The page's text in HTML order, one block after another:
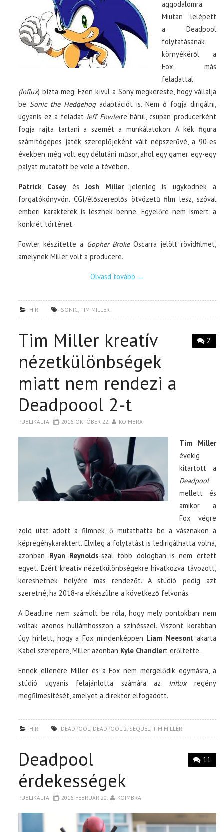
aggodalomra.
Miután lelépett
a Deadpool
folytatásának
környékéről a
Fox más
feladattal
(Influx) bízta meg. Ezen kívül a Sony megkereste, hogy vállalja
be Sonic the Hedgehogadaptációt is. Nem ő fogja dirigálni,
ugyanis ez a feladatJeff Fowlerre hárul, csupán producerként
fogja rajta tartani a szemét a munkálatokon. A kék figura
számítógépes játék szereplőjeként vált népszerűvé, a 90-es
években még volt egy délutáni műsor, ahol egy gamer egy-egy
pályát mutatott be vele a tévében.
Patrick Casey és Josh Millerjelenleg is ügyködnek a
forgatókönyvön. CGI/élőszereplős ötvözetű film lesz, szóval
emberi karakterek is lesznek benne. Egyelőre nem ismert a
konkrét történet.
Fowler készítette a Gopher BrokeOscarra jelölt rövidfilmet,
amelynek Miller volt a producere.
Olvasd tovább →
HÍR SONIC,TIM MILLER
2
Tim Miller kreatív
nézetkülönbségek
miatt nem rendezi a
Deadpoool 2-t
PUBLIKÁLTA 2016. OKTÓBER 22. KOIMBRA
Tim Miller
évekig
kitartott a
Deadpool
mellett és
amikor a
Fox végre
zöld utat adott a filmnek, ő mutathatta be a vásznakon a
képregénykaraktert. Elvileg a folytatást is ledirigálhatta volna,
azonban Ryan Reynolds-szal több dologban is nem értett
egyet. Ezért kreatív nézetkülönbségekre hivatkozva távozott,
kereshetnek helyére más rendezőt. A stúdió pedig azt
szeretné, ha 2018-ra elkészülne a következő felvonás.
A Deadline nem számolt be róla, hogy mely pontokban nem
voltak azonos hullámhosszon a színésszel. Viszont korábban
úgy hírlett, hogy a Fox mindenképpen Liam Neesont akarta
Kábel szerepére, Miller azonban Kyle Chandlert erőltette.
Ennek ellenére Miller és a Fox nem mérgelődik egymásra, a
stúdió ugyanis felajánlotta számára az Influxregény
megfilmesítését, amelyet a direktor elfogadott.
HÍR DEADPOOL, DEADPOOL 2, SEQUEL,TIM MILLER
11
Deadpool
érdekességek
PUBLIKÁLTA 2016. FEBRUÁR 20. KOIMBRA